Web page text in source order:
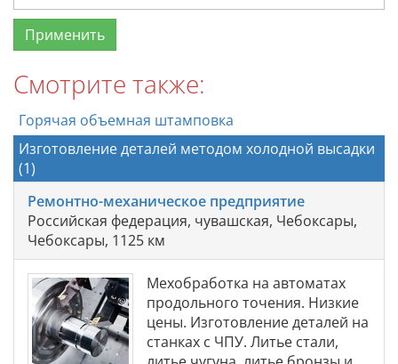
Смотрите также:
Горячая объемная штамповка
Изготовление деталей методом холодной высадки
(1)
Ремонтно-механическое предприятие
Российская федерация, чувашская, Чебоксары,
Чебоксары, 1125 км
Мехобработка на автоматах
продольного точения. Низкие
цены. Изготовление деталей на
станках с ЧПУ. Литье стали,